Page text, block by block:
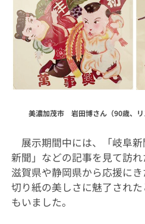
美濃加茂市 岩田博さん（90歳、
展示期間中には、「岐阜
新聞」などの記事を見て訪れ
滋賀県や静岡県から応援にき
切り紙の美しさに魅了され
もいました。